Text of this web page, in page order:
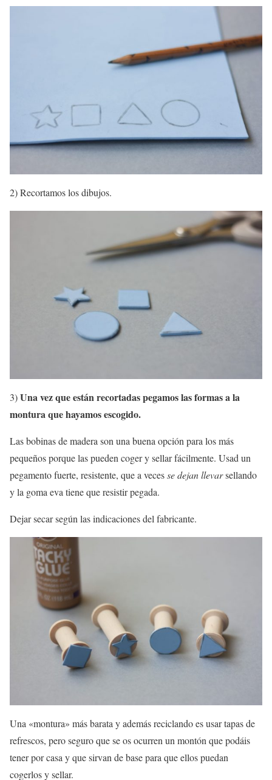
2) Recortamos los dibujos.
3)Una vez que están recortadas pegamos las formas a la
montura que hayamos escogido.
Las bobinas de madera son una buena opción para los más
pequeños porque las pueden coger y sellar fácilmente. Usad un
pegamento fuerte, resistente, que a vecesse dejan llevarsellando
y la goma eva tiene que resistir pegada.
Dejar secar según las indicaciones del fabricante.
Una «montura» más barata y además reciclando es usar tapas de
refrescos, pero seguro que se os ocurren un montón que podáis
tener por casa y que sirvan de base para que ellos puedan
cogerlos y sellar.